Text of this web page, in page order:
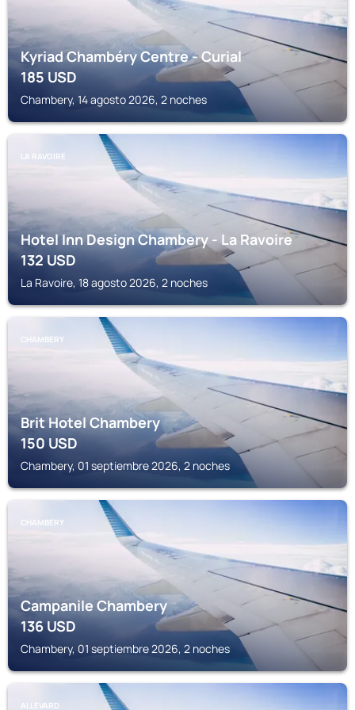
Kyriad Chambéry Centre - Curial
185USD
Chambery, 14 agosto 2026, 2 noches
LA RAVOIRE
Hotel Inn Design Chambery - La Ravoire
132USD
La Ravoire, 18 agosto 2026, 2 noches
CHAMBERY
Brit Hotel Chambery
150USD
Chambery, 01 septiembre 2026, 2 noches
CHAMBERY
Campanile Chambery
136USD
Chambery, 01 septiembre 2026, 2 noches
ALLEVARD